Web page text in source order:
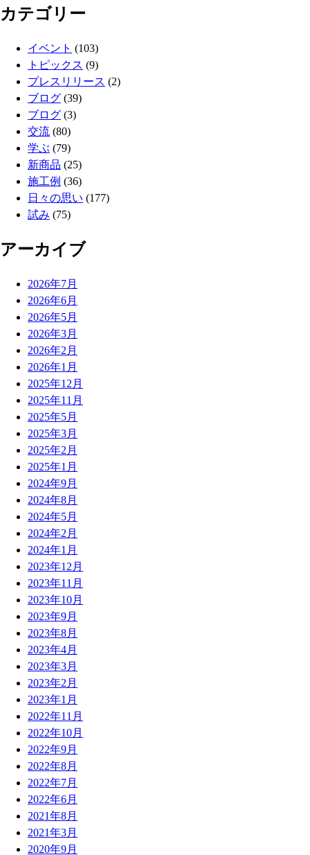
カテゴリー
イベント (103)
トピックス (9)
プレスリリース (2)
ブログ (39)
ブログ (3)
交流 (80)
学ぶ (79)
新商品 (25)
施工例 (36)
日々の思い (177)
試み (75)
アーカイブ
2026年7月
2026年6月
2026年5月
2026年3月
2026年2月
2026年1月
2025年12月
2025年11月
2025年5月
2025年3月
2025年2月
2025年1月
2024年9月
2024年8月
2024年5月
2024年2月
2024年1月
2023年12月
2023年11月
2023年10月
2023年9月
2023年8月
2023年4月
2023年3月
2023年2月
2023年1月
2022年11月
2022年10月
2022年9月
2022年8月
2022年7月
2022年6月
2021年8月
2021年3月
2020年9月